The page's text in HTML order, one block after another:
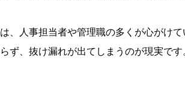
、人事担当者や管理職の多くが心がけ
ず、抜け漏れが出てしまうのが現実で